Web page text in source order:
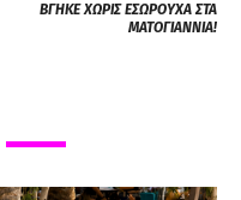
ΒΓΗΚΕ ΧΩΡΙΣ ΕΣΩΡΟΥΧA ΣΤΑ
ΜΑΤΟΓΙΑΝΝΙΑ!